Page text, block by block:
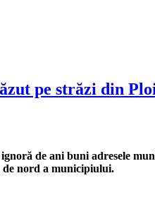
pe străzi din
de ani buni adresele
de nord a municipiului.